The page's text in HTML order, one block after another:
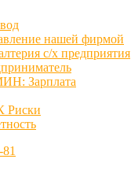
нашей фирмой
с/х предприятия
Зарплата
Риски